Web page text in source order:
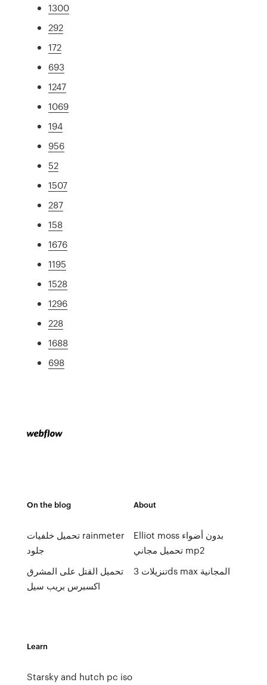
1300
292
172
693
1247
1069
194
956
52
1507
287
158
1676
1195
1528
1296
228
1688
698
On the blog
تحميل خلفيات rainmeter
جلود
تحميل القتل على المشرق
اكسبرس بريب سيل
About
Elliot moss بدون أضواء
تحميل مجاني mp2
تنزيلات 3ds max المجانية
Learn
Starsky and hutch pc iso